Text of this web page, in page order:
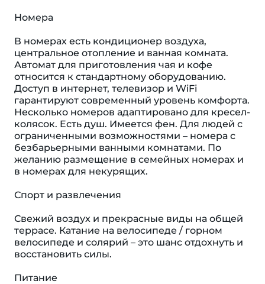
Номера
В номерах есть кондиционер воздуха,
центральное отопление и ванная комната.
Автомат для приготовления чая и кофе
относится к стандартному оборудованию.
Доступ в интернет, телевизор и WiFi
гарантируют современный уровень комфорта.
Несколько номеров адаптировано для кресел-
колясок. Eсть душ. Имеется фен. Для людей с
ограниченными возможностями – номера с
безбарьерными ванными комнатами. По
желанию размещение в семейных номерах и
в номерах для некурящих.
Спорт и развлечения
Свежий воздух и прекрасные виды на общей
террасе. Катание на велосипеде / горном
велосипеде и солярий – это шанс отдохнуть и
восстановить силы.
Питание